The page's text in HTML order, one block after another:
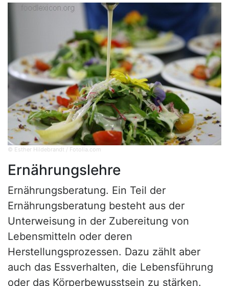
© Esther Hildebrandt / Fotolia.com
Ernährungslehre
Ernährungsberatung. Ein Teil der
Ernährungsberatung besteht aus der
Unterweisung in der Zubereitung von
Lebensmitteln oder deren
Herstellungsprozessen. Dazu zählt aber
auch das Essverhalten, die Lebensführung
oder das Körperbewusstsein zu stärken.